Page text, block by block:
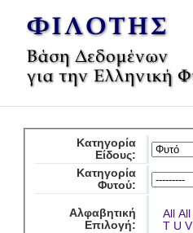
Κατηγορία
Είδους:
Κατηγορία
Φυτού:
Αλφαβητική
Επιλογή:
All All
T U V